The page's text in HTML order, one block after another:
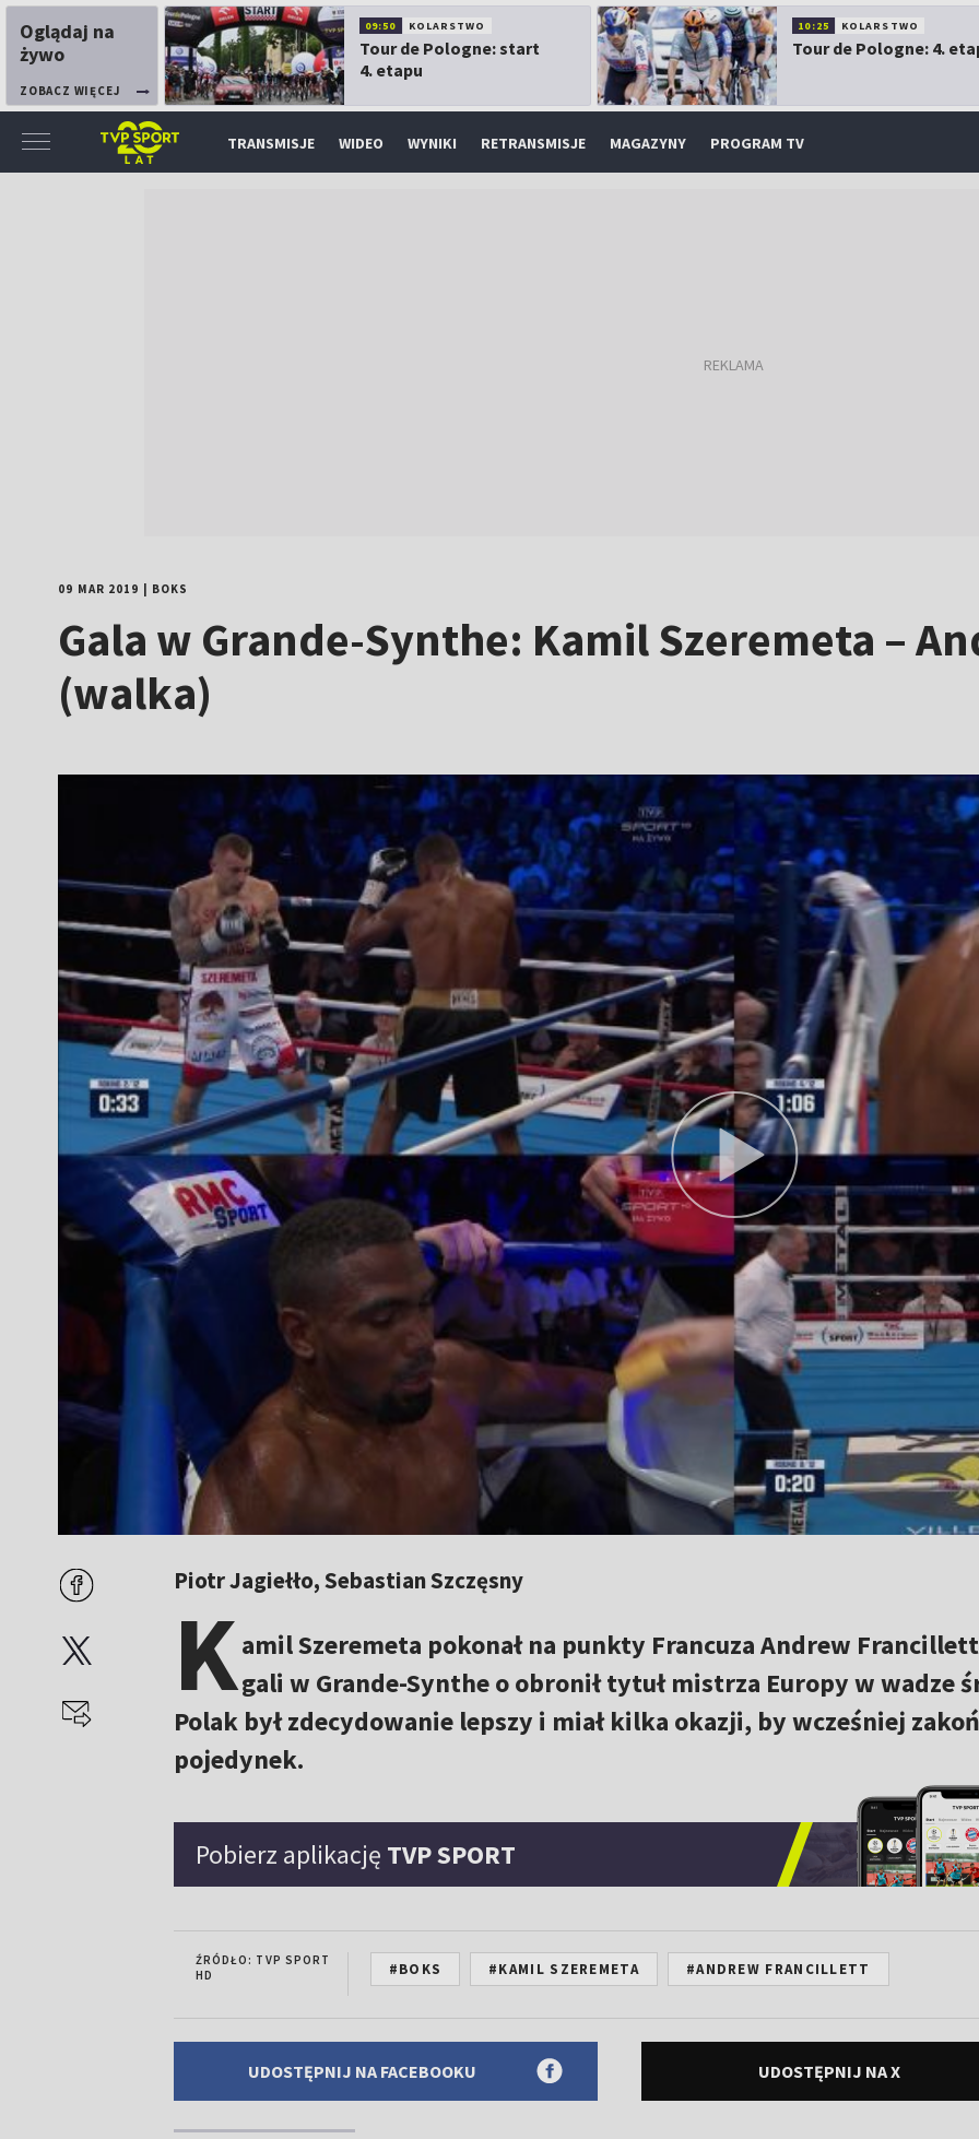
Oglądaj na
żywo
ZOBACZ WIĘCEJ
09:50 KOLARSTWO
Tour de Pologne: start
4. etapu
10:25 KOLARSTWO
Tour de Pologne: 4.
TRANSMISJE WIDEO WYNIKI RETRANSMISJE MAGAZYNY PROGRAM TV
09 MAR 2019 BOKS
Gala w Grande-Synthe: Kamil Szeremeta –
(walka)
Piotr Jagiełło, Sebastian Szczęsny
Kamil Szeremeta pokonał na punkty Francuza Andrew
gali w Grande-Synthe o obronił tytuł mistrza Europy w wadze
Polak był zdecydowanie lepszy i miał kilka okazji, by wcześniej
pojedynek.
Pobierz aplikację TVP SPORT
ŹRÓDŁO: TVP SPORT
HD
#BOKS #KAMIL SZEREMETA #ANDREW FRANCILLETT
UDOSTĘPNIJ NA FACEBOOKU UDOSTĘPNIJ NA X